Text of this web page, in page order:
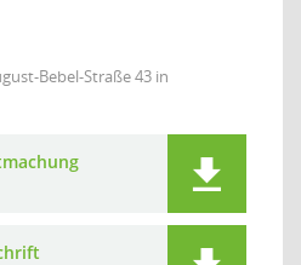
Bebel-Straße 43 in